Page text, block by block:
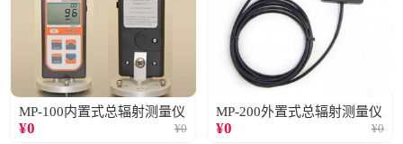
MP-100内置式总辐射测量仪
¥0 ¥0
MP-200外置式总辐射测量仪
¥0 ¥0